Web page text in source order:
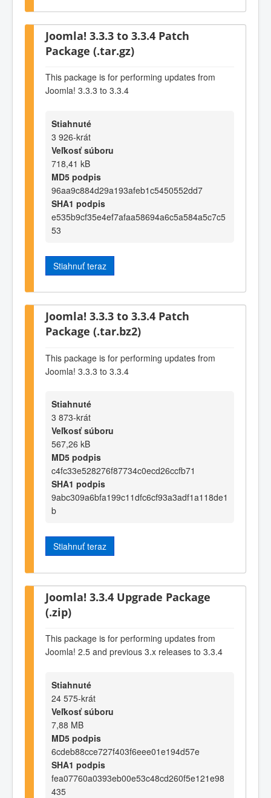
Joomla! 3.3.3 to 3.3.4 Patch
Package (.tar.gz)
This package is for performing updates from
Joomla! 3.3.3 to 3.3.4
Stiahnuté
3 926-krát
Veľkosť súboru
718,41 kB
MD5 podpis
96aa9c884d29a193afeb1c5450552dd7
SHA1 podpis
e535b9cf35e4ef7afaa58694a6c5a584a5c7c5
53
Stiahnuť teraz
Joomla! 3.3.3 to 3.3.4 Patch
Package (.tar.bz2)
This package is for performing updates from
Joomla! 3.3.3 to 3.3.4
Stiahnuté
3 873-krát
Veľkosť súboru
567,26 kB
MD5 podpis
c4fc33e528276f87734c0ecd26ccfb71
SHA1 podpis
9abc309a6bfa199c11dfc6cf93a3adf1a118de1
b
Stiahnuť teraz
Joomla! 3.3.4 Upgrade Package
(.zip)
This package is for performing updates from
Joomla! 2.5 and previous 3.x releases to 3.3.4
Stiahnuté
24 575-krát
Veľkosť súboru
7,88 MB
MD5 podpis
6cdeb88cce727f403f6eee01e194d57e
SHA1 podpis
fea07760a0393eb00e53c48cd260f5e121e98
435